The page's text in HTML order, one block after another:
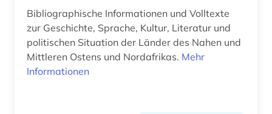
Bibliographische Informationen und Volltexte
zur Geschichte, Sprache, Kultur, Literatur und
politischen Situation der Länder des Nahen und
Mittleren Ostens und Nordafrikas. Mehr
Informationen